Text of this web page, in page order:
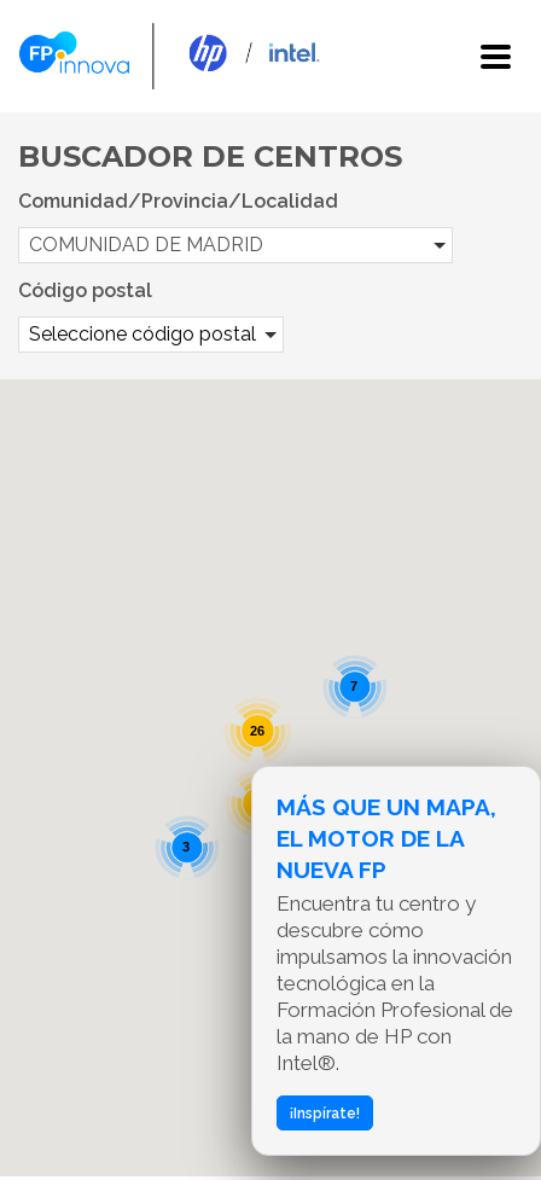
BUSCADOR DE CENTROS
Comunidad/Provincia/Localidad
COMUNIDAD DE MADRID
Código postal
Seleccione código postal
290
13
7
26
3
MÁS QUE UN MAPA,
EL MOTOR DE LA
NUEVA FP
Encuentra tu centro y
descubre cómo
impulsamos la innovación
tecnológica en la
Formación Profesional de
la mano de HP con
Intel®.
¡Inspírate!